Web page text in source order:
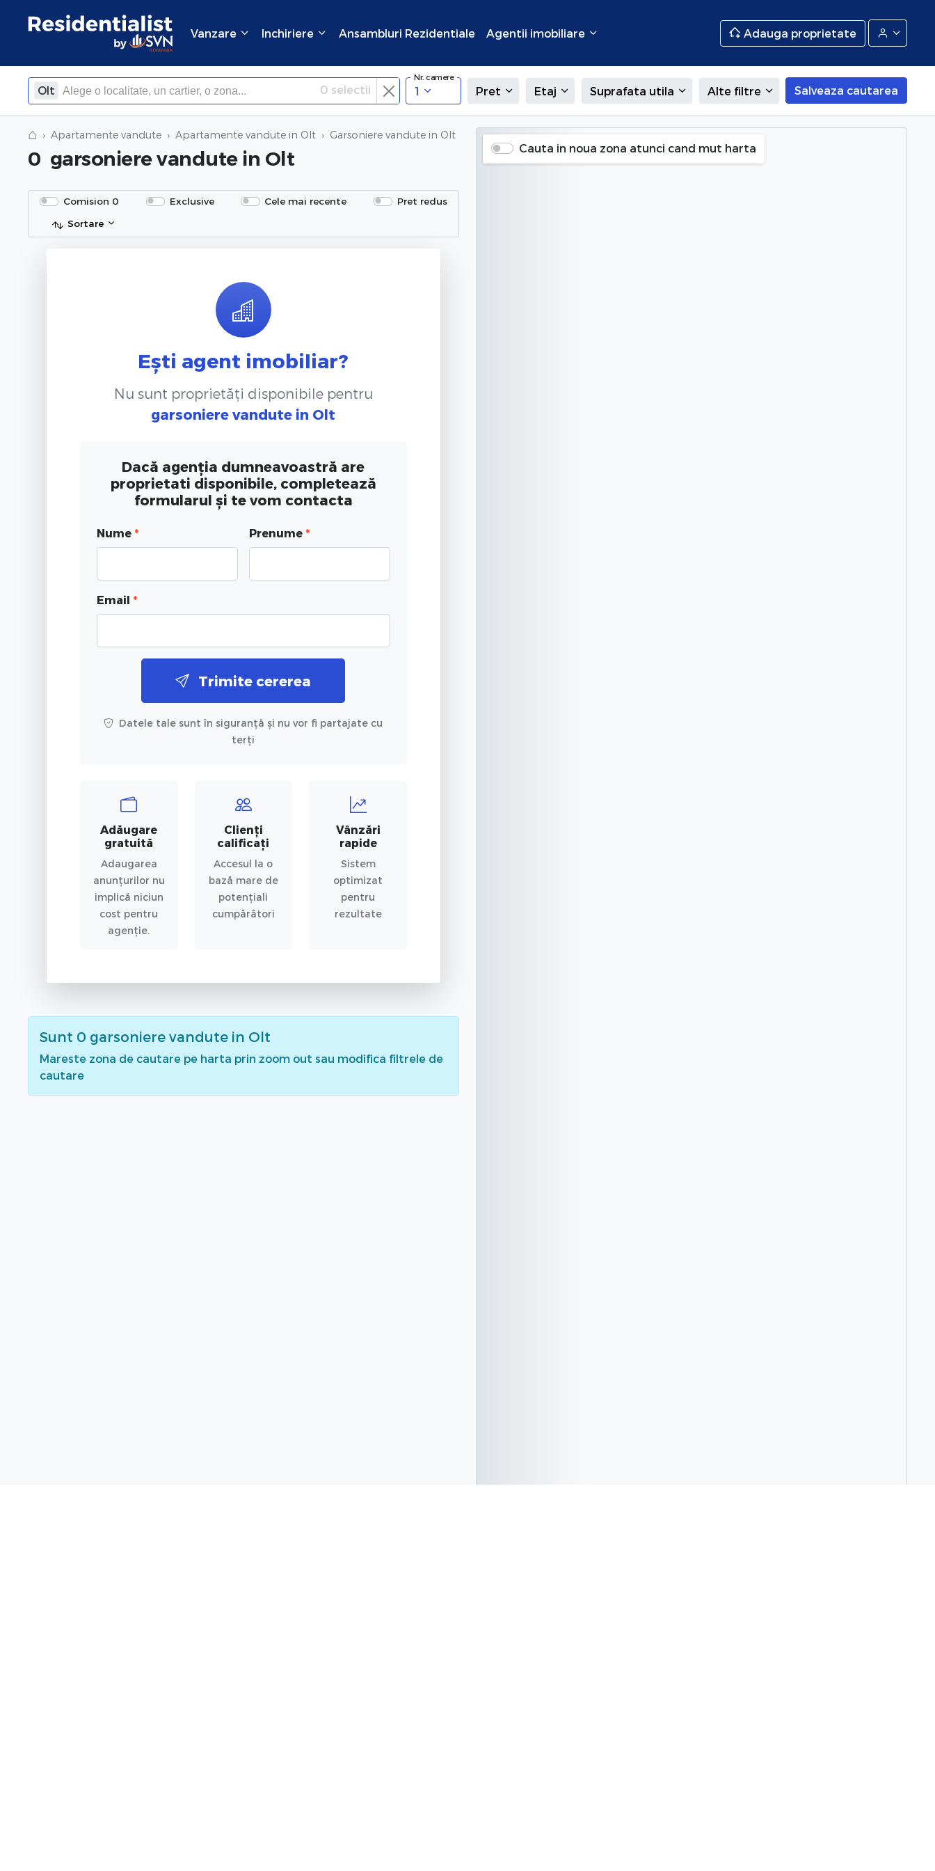
Vanzare Inchiriere Ansambluri Rezidentiale Agentii imobiliare Adauga proprietate
Olt
×Inchide
0 selectii
Nr. camere
1 Pret Etaj Suprafata utila Alte filtre Salveaza cautarea
⌂ Apartamente vandute Apartamente vandute in Olt Garsoniere vandute in Olt
0 garsoniere vandute in Olt
Comision 0 Exclusive Cele mai recente
Pret redus
Sortare
Ești agent imobiliar?
Nu sunt proprietăți disponibile pentru
garsoniere vandute in Olt
Dacă agenția dumneavoastră are
proprietati disponibile, completează
formularul și te vom contacta
Nume * Prenume *
Email *
Trimite cererea
Datele tale sunt în siguranță și nu vor fi partajate cu
terți
Adăugare
gratuită
Adaugarea
anunțurilor nu
implică niciun
cost pentru
agenție.
Clienți
calificați
Accesul la o
bază mare de
potențiali
cumpărători
Vânzări
rapide
Sistem
optimizat
pentru
rezultate
Sunt 0 garsoniere vandute in Olt
Mareste zona de cautare pe harta prin zoom out sau modifica filtrele de
cautare
Cauta in noua zona atunci cand mut harta